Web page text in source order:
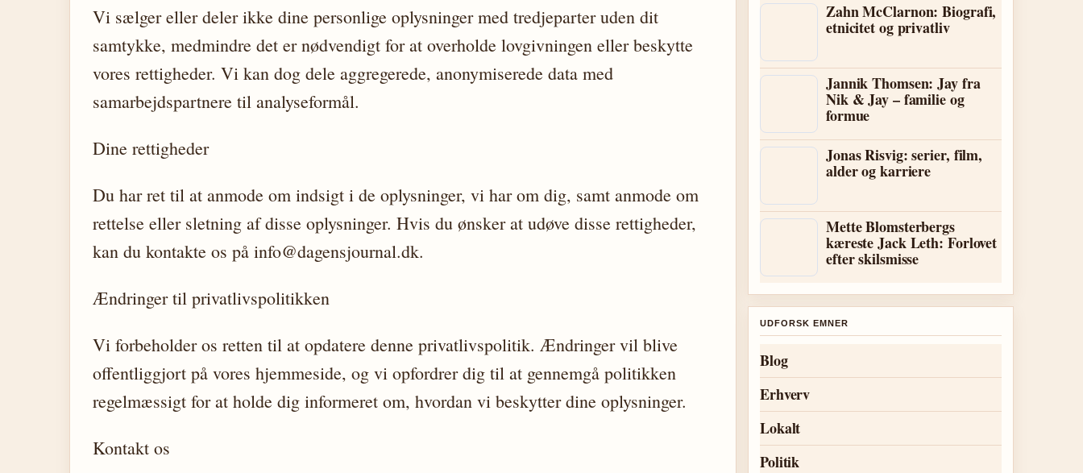
Vi sælger eller deler ikke dine personlige oplysninger med tredjeparter uden dit
samtykke, medmindre det er nødvendigt for at overholde lovgivningen eller beskytte
vores rettigheder. Vi kan dog dele aggregerede, anonymiserede data med
samarbejdspartnere til analyseformål.
Dine rettigheder
Du har ret til at anmode om indsigt i de oplysninger, vi har om dig, samt anmode om
rettelse eller sletning af disse oplysninger. Hvis du ønsker at udøve disse rettigheder,
kan du kontakte os på info@dagensjournal.dk.
Ændringer til privatlivspolitikken
Vi forbeholder os retten til at opdatere denne privatlivspolitik. Ændringer vil blive
offentliggjort på vores hjemmeside, og vi opfordrer dig til at gennemgå politikken
regelmæssigt for at holde dig informeret om, hvordan vi beskytter dine oplysninger.
Kontakt os
Zahn McClarnon: Biografi,
etnicitet og privatliv
Jannik Thomsen: Jay fra
Nik & Jay – familie og
formue
Jonas Risvig: serier, film,
alder og karriere
Mette Blomsterbergs
kæreste Jack Leth: Forlovet
efter skilsmisse
UDFORSK EMNER
Blog
Erhverv
Lokalt
Politik